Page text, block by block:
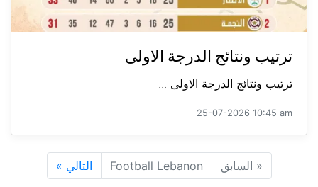
ترتيب ونتائج الدرجة الاولى
ترتيب ونتائج الدرجة الاولى ...
25-07-2026 10:45 am
« السابق Football Lebanon التالي »